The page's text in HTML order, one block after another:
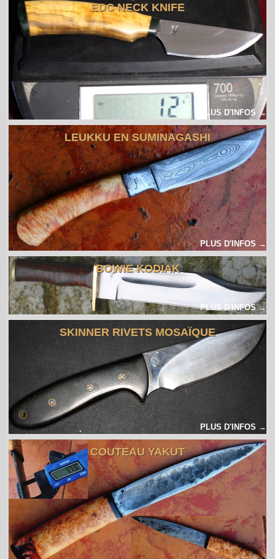
EDC NECK KNIFE
PLUS D'INFOS →
LEUKKU EN SUMINAGASHI
PLUS D'INFOS →
BOWIE KODIAK
PLUS D'INFOS →
SKINNER RIVETS MOSAÏQUE
PLUS D'INFOS →
COUTEAU YAKUT